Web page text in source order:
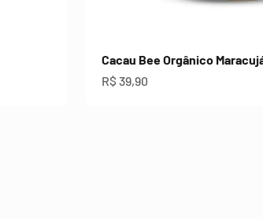
Cacau Bee Orgânico
Preço promocional
R$ 39,90